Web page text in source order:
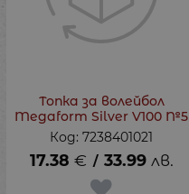
Топка за волейбол
Megaform Silver V100 №5
Код: 7238401021
17.38 € / 33.99 лв.